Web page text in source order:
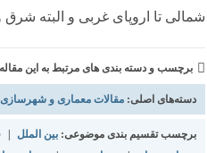
شمالی تا اروپای غربی و البته
برچسب و دسته بندی های مرتبط به این
دسته‌های اصلی: مقالات معماری و شهرسازی
برچسب تقسیم بندی موضوعی: بین الملل